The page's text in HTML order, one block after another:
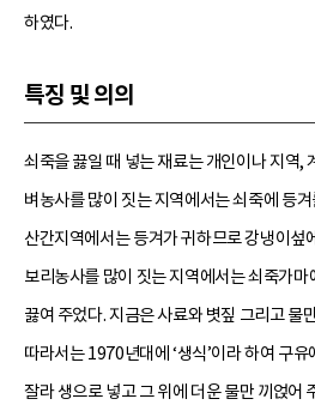
하였다.
특징 및 의의
쇠죽을 끓일 때 넣는 재료는 개인이나 지역,
벼농사를 많이 짓는 지역에서는 쇠죽에 등
산간지역에서는 등겨가 귀하므로 강냉이섶
보리농사를 많이 짓는 지역에서는 쇠죽가마
끓여 주었다. 지금은 사료와 볏짚 그리고 물
따라서는 1970년대에 ‘생식’이라 하여 구
잘라 생으로 넣고 그 위에 더운 물만 끼얹어